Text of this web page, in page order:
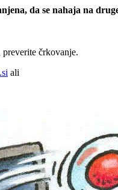
da se nahaja na
črkovanje.
ali